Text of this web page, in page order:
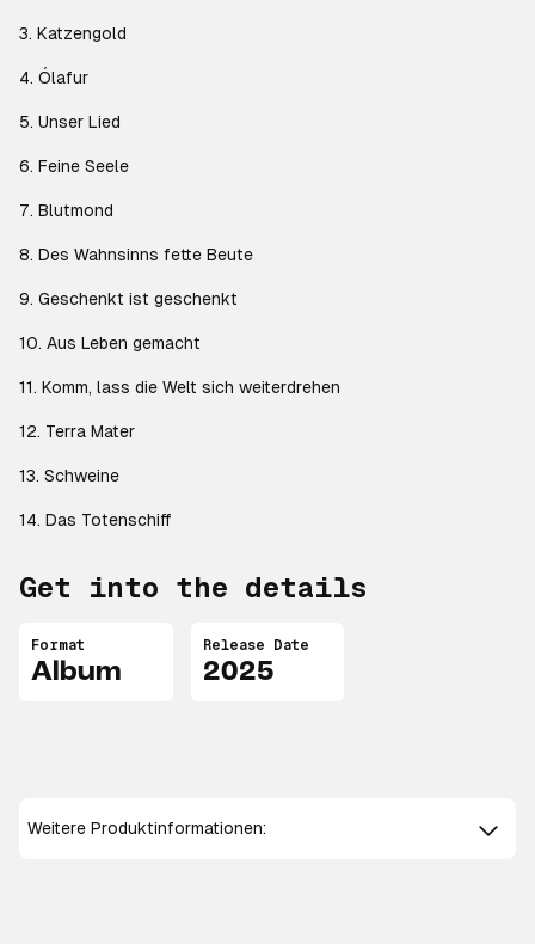
3. Katzengold
4. Ólafur
5. Unser Lied
6. Feine Seele
7. Blutmond
8. Des Wahnsinns fette Beute
9. Geschenkt ist geschenkt
10. Aus Leben gemacht
11. Komm, lass die Welt sich weiterdrehen
12. Terra Mater
13. Schweine
14. Das Totenschiff
Get into the details
Format
Album
Release Date
2025
Weitere Produktinformationen: